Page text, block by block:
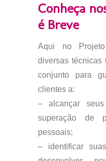
Conheça
é Breve
Aqui no
diversas técnicas
conjunto para
clientes a:
– alcançar
superação de
pessoais;
– identificar